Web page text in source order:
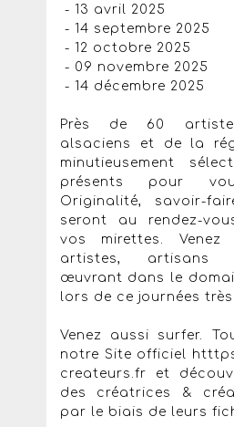
- 13 avril 2025
- 14 septembre 2025
- 12 octobre 2025
- 09 novembre 2025
- 14 décembre 2025
Près de 60
alsaciens et de la
minutieusement
présents pour
Originalité, savoir-
seront au rendez-
vos mirettes. Venez
artistes, artisans
œuvrant dans le
lors de ce journées très
Venez aussi surfer.
notre Site officiel
createurs.fr et
des créatrices &
par le biais de leurs